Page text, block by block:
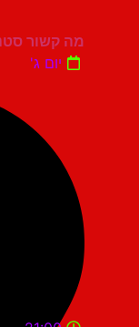
מה קשור סטנדאפ
יום ג'